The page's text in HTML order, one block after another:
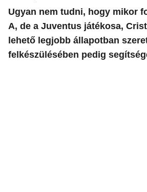
Ugyan nem tudni, hogy mikor
A, de a Juventus játékosa,
lehető legjobb állapotban
felkészülésében pedig